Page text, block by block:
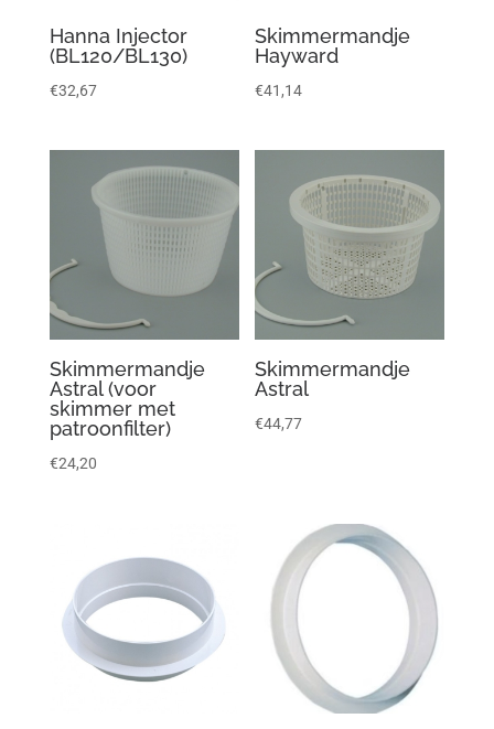
Hanna Injector
(BL120/BL130)
€32,67
Skimmermandje
Hayward
€41,14
Skimmermandje
Astral (voor
skimmer met
patroonfilter)
€24,20
Skimmermandje
Astral
€44,77